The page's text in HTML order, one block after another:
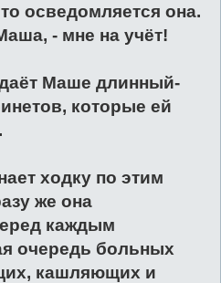
осведомляется она.
- мне на учёт!
Маше длинный-
которые ей
ходку по этим
же она
каждым
очередь больных
кашляющих и